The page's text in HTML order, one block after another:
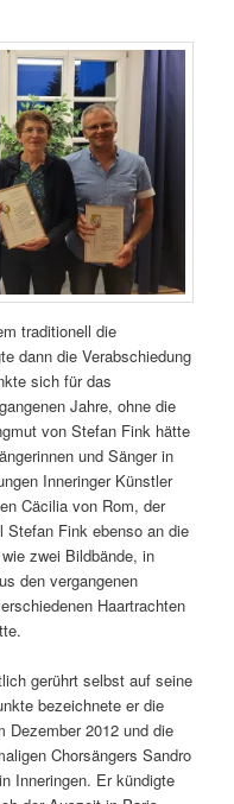
traditionell die
dann die Verabschiedung
sich für das
Jahre, ohne die
von Stefan Fink hätte
und Sänger in
Inneringer Künstler
Cäcilia von Rom, der
Fink ebenso an die
zwei Bildbände, in
den vergangenen
Haartrachten
gerührt selbst auf seine
bezeichnete er die
Dezember 2012 und die
Chorsängers Sandro
Inneringen. Er kündigte